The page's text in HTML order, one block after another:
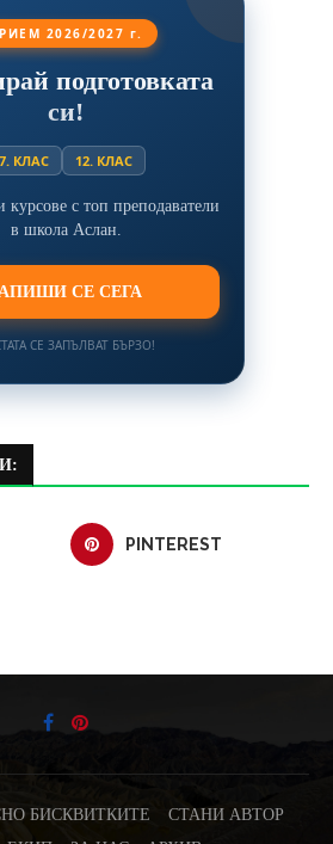
2026/2027 г.
подготовката
си!
7. КЛАС 12. КЛАС
курсове с топ преподаватели
в школа Аслан.
СЕ СЕГА
СЕ ЗАПЪЛВАТ БЪРЗО!
PINTEREST
БИСКВИТКИТЕ
СТАНИ АВТОР